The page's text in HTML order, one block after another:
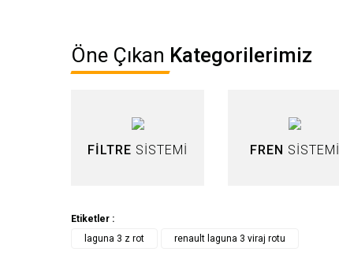
Ürün açıklamasında eksik bilgiler bulunuyor.
Bu ürüne benzer farklı alternatifler olmalı.
Öne Çıkan Kategorilerimiz
FİLTRE SİSTEMİ FREN SİSTEMİ
Etiketler :
laguna 3 z rot
renault laguna 3 viraj rotu